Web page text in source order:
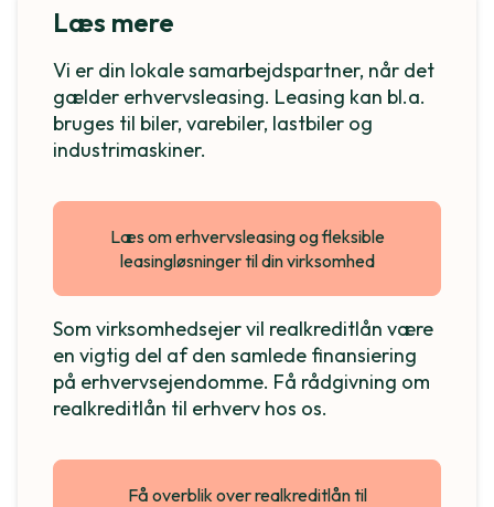
Læs mere
Vi er din lokale samarbejdspartner, når det
gælder erhvervsleasing. Leasing kan bl.a.
bruges til biler, varebiler, lastbiler og
industrimaskiner.
Læs om erhvervsleasing og fleksible
leasingløsninger til din virksomhed
Som virksomhedsejer vil realkreditlån være
en vigtig del af den samlede finansiering
på erhvervsejendomme. Få rådgivning om
realkreditlån til erhverv hos os.
Få overblik over realkreditlån til